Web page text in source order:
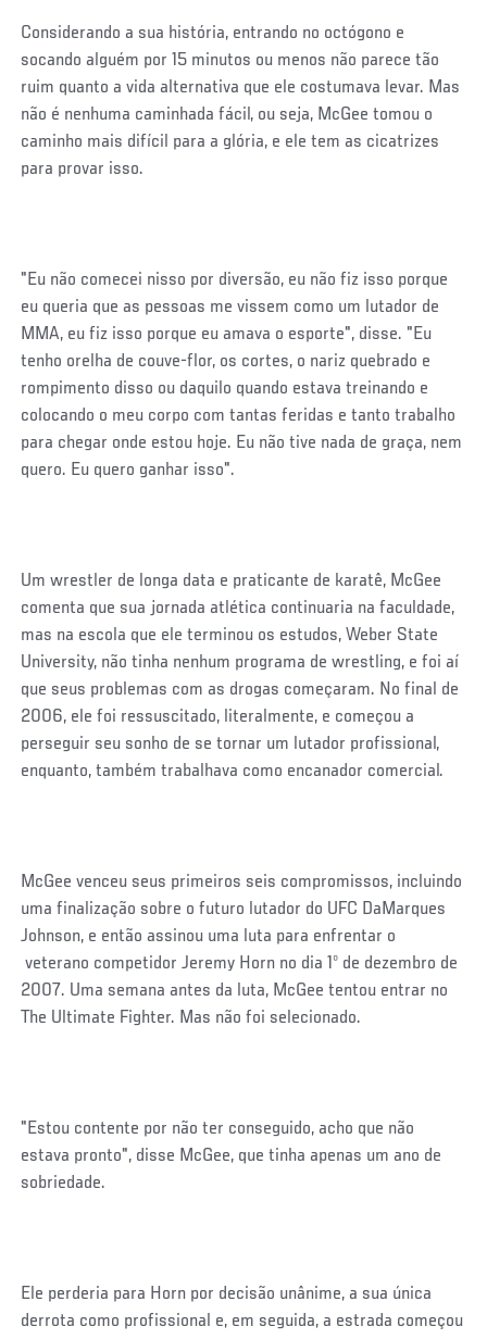
Considerando a sua história, entrando no octógono e
socando alguém por 15 minutos ou menos não parece tão
ruim quanto a vida alternativa que ele costumava levar. Mas
não é nenhuma caminhada fácil, ou seja, McGee tomou o
caminho mais difícil para a glória, e ele tem as cicatrizes
para provar isso.
"Eu não comecei nisso por diversão, eu não fiz isso porque
eu queria que as pessoas me vissem como um lutador de
MMA, eu fiz isso porque eu amava o esporte", disse. "Eu
tenho orelha de couve-flor, os cortes, o nariz quebrado e
rompimento disso ou daquilo quando estava treinando e
colocando o meu corpo com tantas feridas e tanto trabalho
para chegar onde estou hoje. Eu não tive nada de graça, nem
quero. Eu quero ganhar isso".
Um wrestler de longa data e praticante de karatê, McGee
comenta que sua jornada atlética continuaria na faculdade,
mas na escola que ele terminou os estudos, Weber State
University, não tinha nenhum programa de wrestling, e foi aí
que seus problemas com as drogas começaram. No final de
2006, ele foi ressuscitado, literalmente, e começou a
perseguir seu sonho de se tornar um lutador profissional,
enquanto, também trabalhava como encanador comercial.
McGee venceu seus primeiros seis compromissos, incluindo
uma finalização sobre o futuro lutador do UFC DaMarques
Johnson, e então assinou uma luta para enfrentar o
veterano competidor Jeremy Horn no dia 1º de dezembro de
2007. Uma semana antes da luta, McGee tentou entrar no
The Ultimate Fighter. Mas não foi selecionado.
"Estou contente por não ter conseguido, acho que não
estava pronto", disse McGee, que tinha apenas um ano de
sobriedade.
Ele perderia para Horn por decisão unânime, a sua única
derrota como profissional e, em seguida, a estrada começou